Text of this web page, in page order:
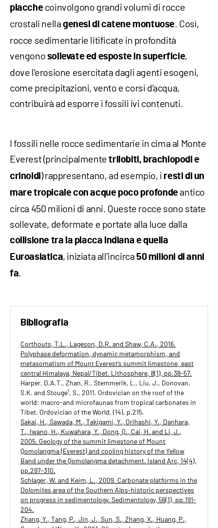
placchecoinvolgono grandi volumi di rocce
crostali nella genesi di catene montuose . Così,
rocce sedimentarie litificate in profondità
vengono sollevate ed esposte in superficie,
dove l'erosione esercitata dagli agenti esogeni,
come precipitazioni, vento e corsi d’acqua,
contribuirà ad esporre i fossili ivi contenuti.
I fossili nelle rocce sedimentarie in cima al Monte
Everest (principalmentetrilobiti, brachiopodi e
crinoidi) rappresentano, ad esempio, i resti di un
mare tropicale con acque poco profondeantico
circa 450 milioni di anni. Queste rocce sono state
sollevate, deformate e portate alla luce dalla
collisione tra la placca Indiana e quella
Euroasiatica, iniziata all’incirca50 milioni di anni
fa
Bibliografia
Corthouts, T.L., Lageson, D.R. and Shaw, C.A., 2016.
Polyphase deformation, dynamic metamorphism, and
metasomatism of Mount Everest’s summit limestone, east
central Himalaya, Nepal/Tibet. Lithosphere, 8(1), pp.38-57.
Harper, D.A.T., Zhan, R., Stemmerik, L., Liu, J., Donovan,
S.K. and Stouge¹, S., 2011. Ordovician on the roof of the
world: macro-and microfaunas from tropical carbonates in
Tibet. Ordovician of the World, (14), p.215.
Sakai, H., Sawada, M., Takigami, Y., Orihashi, Y., Danhara,
T., Iwano, H., Kuwahara, Y., Dong, Q., Cai, H. and Li, J.,
2005. Geology of the summit limestone of Mount
Qomolangma (Everest) and cooling history of the Yellow
Band under the Qomolangma detachment. Island Arc, 14(4),
pp.297-310.
Schlager, W. and Keim, L., 2009. Carbonate platforms in the
Dolomites area of the Southern Alps–historic perspectives
on progress in sedimentology. Sedimentology, 56(1), pp.191-
204.
Zhang, Y., Tang, P., Jin, J., Sun, S., Zhang, X., Huang, P.,